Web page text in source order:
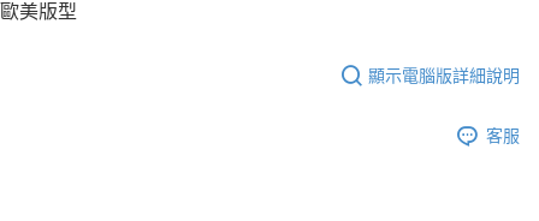
歐美版型
顯示電腦版詳細說明
客服